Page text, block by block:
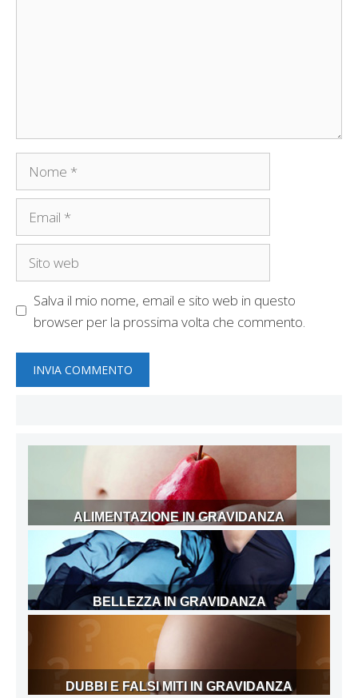
Nome
Email
Sito
Salva il mio nome, email e sito web in questo
browser per la prossima volta che commento.
ALIMENTAZIONE IN GRAVIDANZA
BELLEZZA IN GRAVIDANZA
DUBBI E FALSI MITI IN GRAVIDANZA